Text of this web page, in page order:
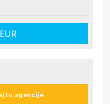
u izabranoj smeštajnoj
hotelskih sadržaja
- organizaciju
recepciji
i 2* i nekategorisane
EUR
agencije